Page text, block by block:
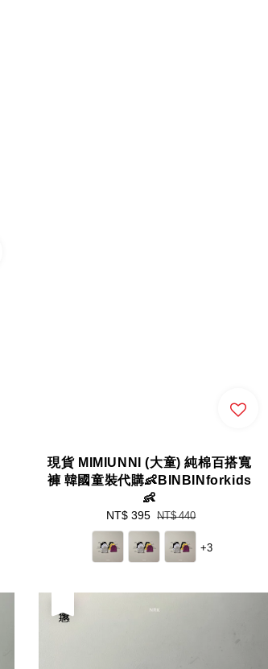
現貨 MIMIUNNI (大童) 純棉百搭寬
褲 韓國童裝代購👶BINBINforkids
👶
Sale
price
NT$ 395 Regular
price
NT$ 440
+3